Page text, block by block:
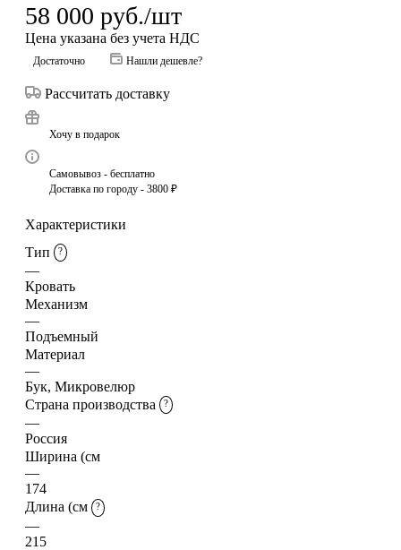
58 000 руб./шт
Цена указана без учета НДС
Достаточно Нашли дешевле?
Рассчитать доставку
Хочу в подарок
Самовывоз - бесплатно
Доставка по городу - 3800 ₽
Характеристики
Тип
?
—
Кровать
Механизм
—
Подъемный
Материал
—
Бук, Микровелюр
Страна производства
?
—
Россия
Ширина (см
—
174
Длина (см
?
—
215